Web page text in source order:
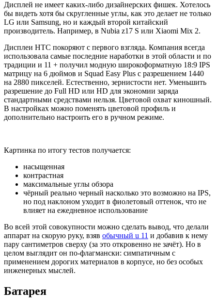
Дисплей не имеет каких-либо дизайнерских фишек. Хотелось
бы видеть хотя бы скругленные углы, как это делает не только
LG или Samsung, но и каждый второй китайский
производитель. Например, в Nubia z17 S или Xiaomi Mix 2.
Дисплеи НТС покоряют с первого взгляда. Компания всегда
использовала самые последние наработки в этой области и по
традиции и 11 + получил модную широкоформатную 18:9 IPS
матрицу на 6 дюймов и Squad Easy Plus с разрешением 1440
на 2880 пикселей. Естественно, зернистости нет. Уменьшить
разрешение до Full HD или HD для экономии заряда
стандартными средствами нельзя. Цветовой охват киношный.
В настройках можно поменять цветовой профиль и
дополнительно настроить его в ручном режиме.
Картинка по итогу тестов получается:
насыщенная
контрастная
максимальные углы обзора
чёрный реально черный насколько это возможно на IPS,
но под наклоном уходит в фиолетовый оттенок, что не
влияет на ежедневное использование
Во всей этой совокупности можно сделать вывод, что делали
аппарат на скорую руку, взяв обычный u 11 и добавив к нему
пару сантиметров сверху (за это откровенно не зачёт). Но в
целом выглядит он по-флагмански: симпатичным с
применением дорогих материалов в корпусе, но без особых
инженерных мыслей.
Батарея